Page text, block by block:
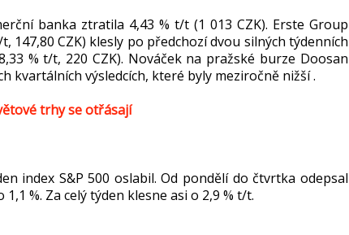
banka ztratila 4,43 % t/t (1 013 CZK). Erste Group
147,80 CZK) klesly po předchozí dvou silných týdenních
% t/t, 220 CZK). Nováček na pražské burze Doosan
kvartálních výsledcích, které byly meziročně nižší .
trhy se otřásají
index S&P 500 oslabil. Od pondělí do čtvrtka odepsal
%. Za celý týden klesne asi o 2,9 % t/t.